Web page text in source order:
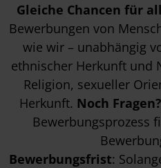
Gleiche Chancen für
Bewerbungen von
wie wir – unabhängig
ethnischer Herkunft und
Religion, sexueller
Herkunft. Noch Fragen?
Bewerbungsprozess
Bewerbungsfrist: